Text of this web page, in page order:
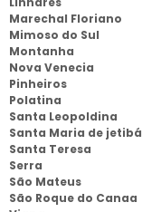
Marechal Floriano
Mimoso do Sul
Montanha
Nova Venecia
Pinheiros
Polatina
Santa Leopoldina
Santa Maria de jetibá
Santa Teresa
Serra
São Mateus
São Roque do Canaa